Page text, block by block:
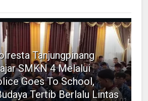
Tanjungpinang
SMKN 4 Melalui
Goes To School,
Tertib Berlalu Lintas